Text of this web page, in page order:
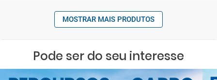
MOSTRAR MAIS PRODUTOS
Pode ser do seu interesse